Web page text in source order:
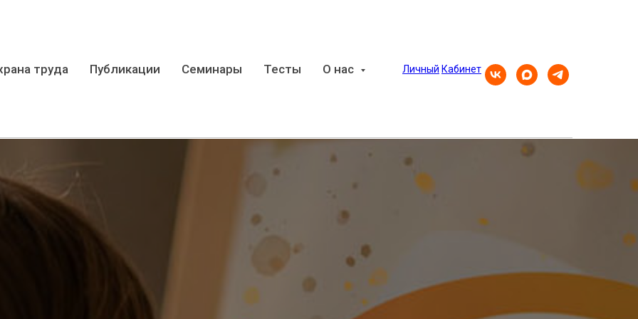
труда Публикации Семинары Тесты О нас Личный Кабинет